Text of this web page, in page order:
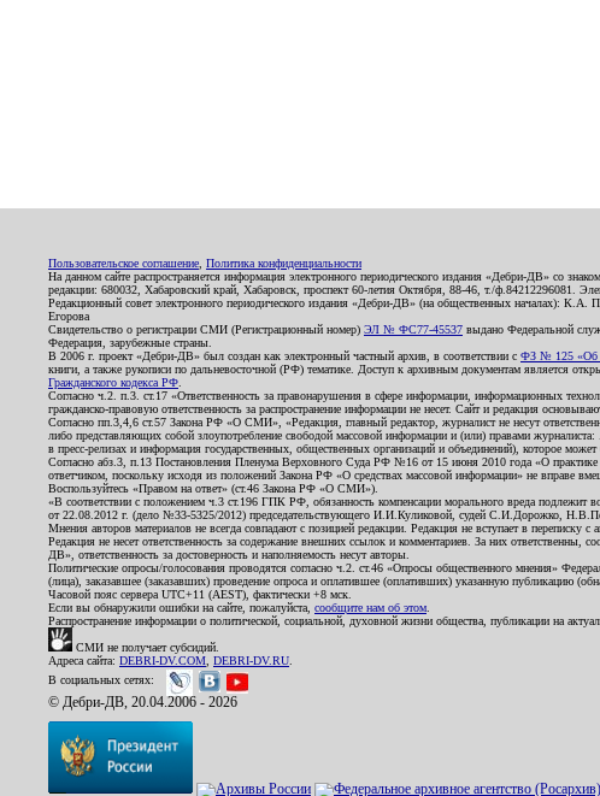
Пользовательское соглашение Политика конфиденциальности
На данном сайте распространяется информация электронного периодического издания «Дебри-ДВ» со
редакции: 680032, Хабаровский край, Хабаровск, проспект 60-летия Октября, 88-46, т./ф.84212296081.
Редакционный совет электронного периодического издания «Дебри-ДВ» (на общественных
Егорова
Свидетельство о регистрации СМИ (Регистрационный номер) ЭЛ № ФС77-45537 выдано Федеральной
Федерация, зарубежные страны.
В 2006 г. проект «Дебри-ДВ» был создан как электронный частный архив, в соответствии с ФЗ № 125 «Об
книги, а также рукописи по дальневосточной (РФ) тематике. Доступ к архивным документам является
Гражданского кодекса РФ
Согласно ч.2. п.3. ст.17 «Ответственность за правонарушения в сфере информации, информационных
гражданско-правовую ответственность за распространение информации не несет. Сайт и редакция
Согласно пп.3,4,6 ст.57 Закона РФ «О СМИ», «Редакция, главный редактор, журналист не несут
либо представляющих собой злоупотребление свободой массовой информации и (или) правами
в пресс-релизах и информация государственных, общественных организаций и объединений), которое
Согласно абз.3, п.13 Постановления Пленума Верховного Суда РФ №16 от 15 июня 2010 года «О
ответчиком, поскольку исходя из положений Закона РФ «О средствах массовой информации» не вправе
Воспользуйтесь «Правом на ответ» (ст.46 Закона РФ «О СМИ»).
«В соответствии с положением ч.3 ст.196 ГПК РФ, обязанность компенсации морального вреда подлежит
от 22.08.2012 г. (дело №33-5325/2012) председательствующего И.И.Куликовой, судей С.И.Дорожко,
Мнения авторов материалов не всегда совпадают с позицией редакции. Редакция не вступает в переписку с
Редакция не несет ответственность за содержание внешних ссылок и комментариев. За них
ДВ», ответственность за достоверность и наполняемость несут авторы.
Политические опросы/голосования проводятся согласно ч.2. ст.46 «Опросы общественного мнения»
(лица), заказавшее (заказавших) проведение опроса и оплатившее (оплативших) указанную публикацию
Часовой пояс сервера UTC+11 (AEST), фактически +8 мск.
Если вы обнаружили ошибки на сайте, пожалуйста, сообщите нам об этом
Распространение информации о политической, социальной, духовной жизни общества, публикации на
СМИ не получает субсидий.
Адреса сайта: DEBRI-DV.COM DEBRI-DV.RU
В социальных сетях:
© Дебри-ДВ, 20.04.2006 - 2026